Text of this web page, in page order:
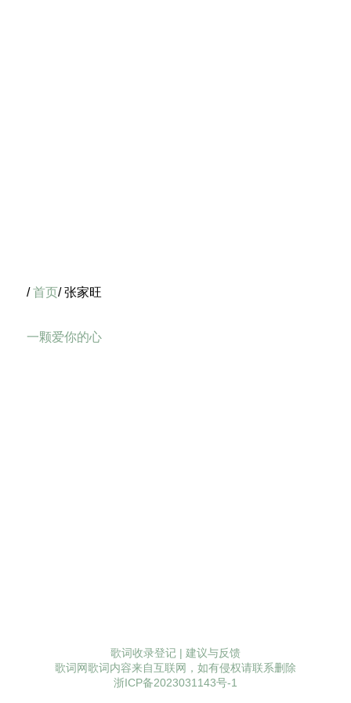
/首页/ 张家旺
一颗爱你的心
歌词收录登记 | 建议与反馈
歌词网歌词内容来自互联网，如有侵权请联系删除
浙ICP备2023031143号-1